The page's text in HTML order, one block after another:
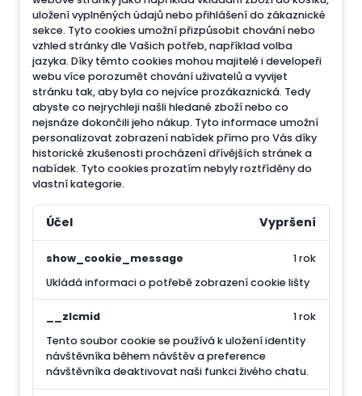
uložení vyplněných údajů nebo přihlášení do zákaznické
sekce. Tyto cookies umožní přizpůsobit chování nebo
vzhled stránky dle Vašich potřeb, například volba
jazyka. Díky těmto cookies mohou majitelé i developeři
webu více porozumět chování uživatelů a vyvijet
stránku tak, aby byla co nejvíce prozákaznická. Tedy
abyste co nejrychleji našli hledané zboží nebo co
nejsnáze dokončili jeho nákup. Tyto informace umožní
personalizovat zobrazení nabídek přímo pro Vás díky
historické zkušenosti procházení dřívějších stránek a
nabídek. Tyto cookies prozatím nebyly roztříděny do
vlastní kategorie.
Účel Vypršení
show_cookie_message
Ukládá informaci o potřebě zobrazení cookie lišty
1 rok
__zlcmid
Tento soubor cookie se používá k uložení identity
návštěvníka během návštěv a preference
návštěvníka deaktivovat naši funkci živého chatu.
1 rok